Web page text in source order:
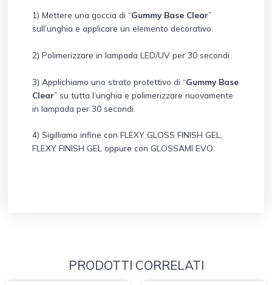
1) Mettere una goccia di “Gummy Base Clear”
sull’unghia e applicare un elemento decorativo.
2) Polimerizzare in lampada LED/UV per 30 secondi
3) Applichiamo uno strato protettivo di “Gummy Base
Clear” su tutta l’unghia e polimerizzare nuovamente
in lampada per 30 secondi.
4) Sigilliamo infine con FLEXY GLOSS FINISH GEL,
FLEXY FINISH GEL oppure con GLOSSAMI EVO.
PRODOTTI CORRELATI